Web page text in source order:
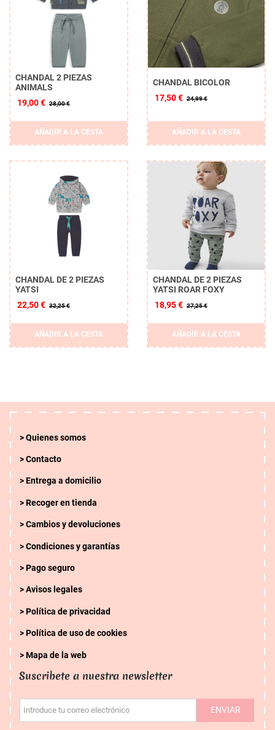
CHANDAL 2 PIEZAS
ANIMALS
19,00 € 28,00 €
AÑADIR A LA CESTA
CHANDAL BICOLOR
17,50 € 24,99 €
AÑADIR A LA CESTA
CHANDAL DE 2 PIEZAS
YATSI
22,50 € 32,25 €
AÑADIR A LA CESTA
CHANDAL DE 2 PIEZAS
YATSI ROAR FOXY
18,95 € 27,25 €
AÑADIR A LA CESTA
Quienes somos
Contacto
Entrega a domicilio
Recoger en tienda
Cambios y devoluciones
Condiciones y garantías
Pago seguro
Avisos legales
Política de privacidad
Política de uso de cookies
Mapa de la web
Suscribete a nuestra newsletter
Introduce tu correo electrónico ENVIAR